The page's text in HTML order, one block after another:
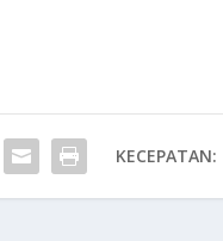
KECEPATAN: